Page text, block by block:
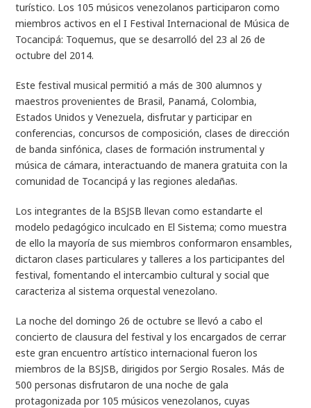
turístico. Los 105 músicos venezolanos participaron como
miembros activos en el I Festival Internacional de Música de
Tocancipá: Toquemus, que se desarrolló del 23 al 26 de
octubre del 2014.
Este festival musical permitió a más de 300 alumnos y
maestros provenientes de Brasil, Panamá, Colombia,
Estados Unidos y Venezuela, disfrutar y participar en
conferencias, concursos de composición, clases de dirección
de banda sinfónica, clases de formación instrumental y
música de cámara, interactuando de manera gratuita con la
comunidad de Tocancipá y las regiones aledañas.
Los integrantes de la BSJSB llevan como estandarte el
modelo pedagógico inculcado en El Sistema; como muestra
de ello la mayoría de sus miembros conformaron ensambles,
dictaron clases particulares y talleres a los participantes del
festival, fomentando el intercambio cultural y social que
caracteriza al sistema orquestal venezolano.
La noche del domingo 26 de octubre se llevó a cabo el
concierto de clausura del festival y los encargados de cerrar
este gran encuentro artístico internacional fueron los
miembros de la BSJSB, dirigidos por Sergio Rosales. Más de
500 personas disfrutaron de una noche de gala
protagonizada por 105 músicos venezolanos, cuyas